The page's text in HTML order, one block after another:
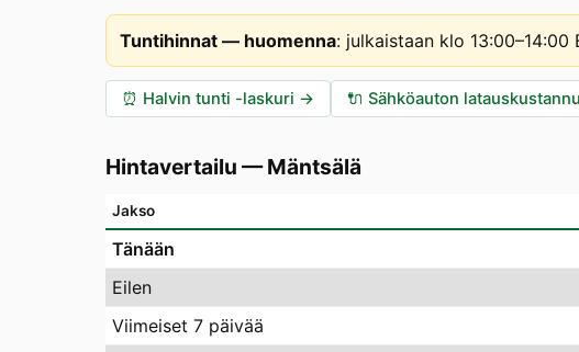
Tuntihinnat — huomenna: julkaistaan klo 13:00–14:00
⏰ Halvin tunti -laskuri → 🔌 Sähköauton
Hintavertailu —Mäntsälä
Jakso
Tänään
Eilen
Viimeiset 7 päivää